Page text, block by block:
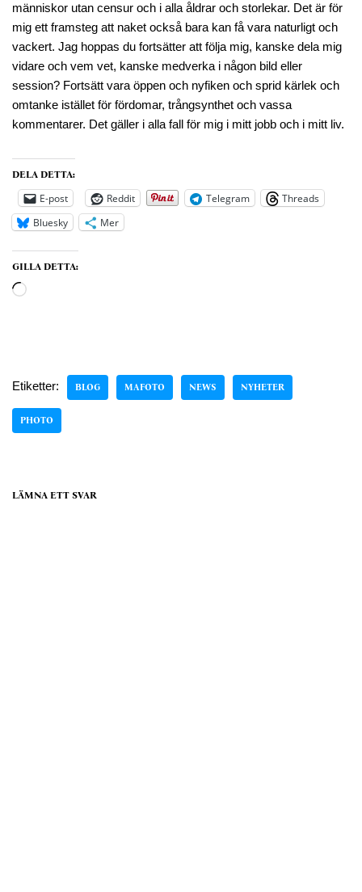
människor utan censur och i alla åldrar och storlekar. Det är för
mig ett framsteg att naket också bara kan få vara naturligt och
vackert. Jag hoppas du fortsätter att följa mig, kanske dela mig
vidare och vem vet, kanske medverka i någon bild eller
session? Fortsätt vara öppen och nyfiken och sprid kärlek och
omtanke istället för fördomar, trångsynthet och vassa
kommentarer. Det gäller i alla fall för mig i mitt jobb och i mitt liv.
DELA DETTA:
E-post Reddit Telegram
Threads
Bluesky
Mer
GILLA DETTA:
Etiketter: BLOG MAFOTO NEWS NYHETER
PHOTO
LÄMNA ETT SVAR